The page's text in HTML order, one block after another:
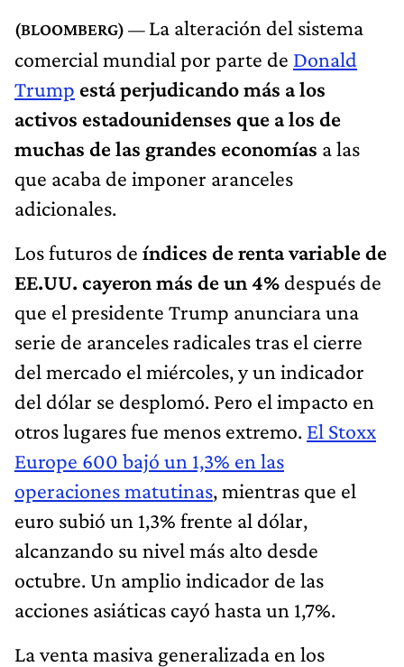
La alteración del sistema
comercial mundial por parte de Donald
Trump está perjudicando más a los
activos estadounidenses que a los de
muchas de las grandes economías a las
que acaba de imponer aranceles
adicionales.
Los futuros de índices de renta variable de
EE.UU. cayeron más de un 4% después de
que el presidente Trump anunciara una
serie de aranceles radicales tras el cierre
del mercado el miércoles, y un indicador
del dólar se desplomó. Pero el impacto en
otros lugares fue menos extremo. El Stoxx
Europe 600 bajó un 1,3% en las
operaciones matutinas, mientras que el
euro subió un 1,3% frente al dólar,
alcanzando su nivel más alto desde
octubre. Un amplio indicador de las
acciones asiáticas cayó hasta un 1,7%.
La venta masiva generalizada en los